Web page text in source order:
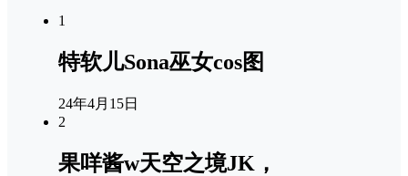
1
特软儿Sona巫女cos图
24年4月15日
2
果咩酱w天空之境JK，